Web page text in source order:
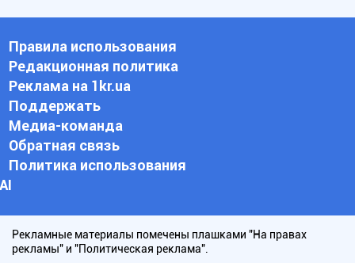
Правила использования
Редакционная политика
Реклама на 1kr.ua
Поддержать
Медиа-команда
Обратная связь
Политика использования
АI
Рекламные материалы помечены плашками "На правах
рекламы" и "Политическая реклама".